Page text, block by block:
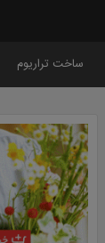
ساخت تراریوم